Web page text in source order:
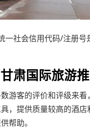
一社会信用代码/注册
肃国际旅游
游客的评价和评级来
，提供质量较高的酒
帮助。